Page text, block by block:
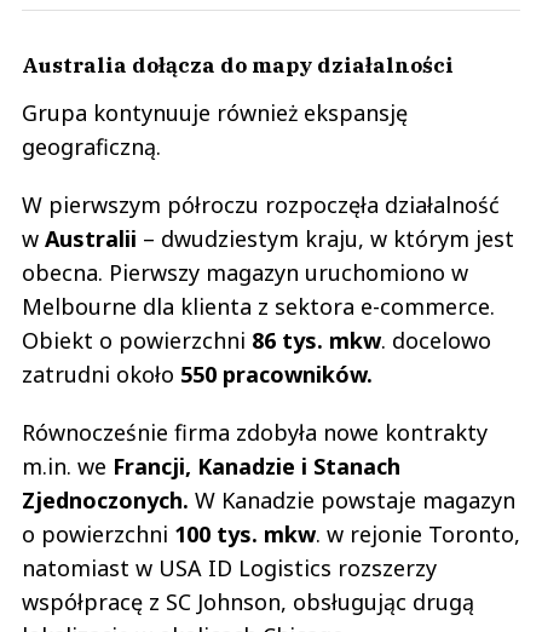
Australia dołącza do mapy działalności
Grupa kontynuuje również ekspansję
geograficzną.
W pierwszym półroczu rozpoczęła działalność
w Australii – dwudziestym kraju, w którym jest
obecna. Pierwszy magazyn uruchomiono w
Melbourne dla klienta z sektora e-commerce.
Obiekt o powierzchni 86 tys. mkw. docelowo
zatrudni około 550 pracowników.
Równocześnie firma zdobyła nowe kontrakty
m.in. we Francji, Kanadzie i Stanach
Zjednoczonych. W Kanadzie powstaje magazyn
o powierzchni 100 tys. mkw. w rejonie Toronto,
natomiast w USA ID Logistics rozszerzy
współpracę z SC Johnson, obsługując drugą